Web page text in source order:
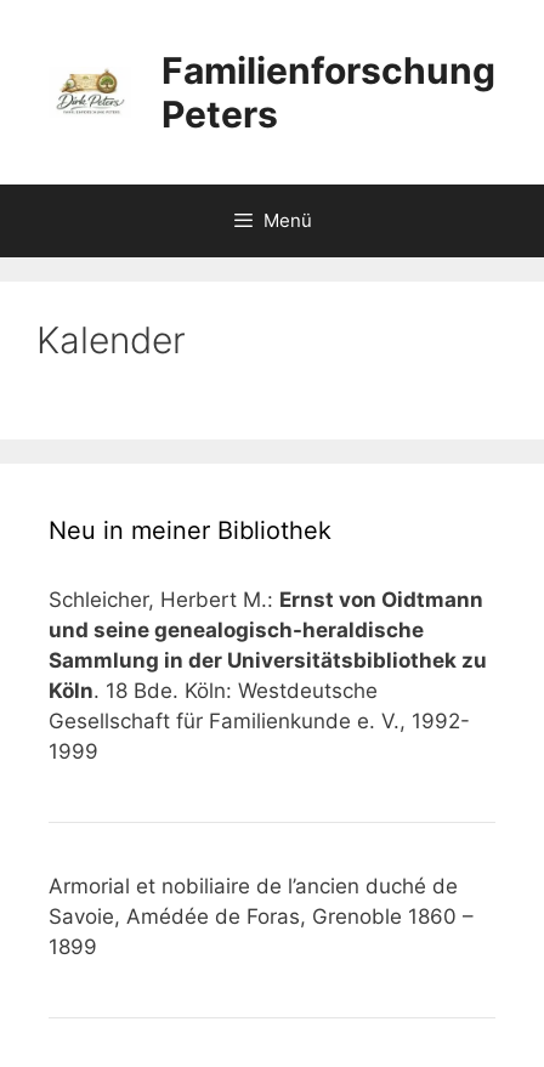
springen
Familienforschung
Peters
Menü
Kalender
Neu in meiner Bibliothek
Schleicher, Herbert M.: Ernst von Oidtmann
und seine genealogisch-heraldische
Sammlung in der Universitätsbibliothek zu
Köln. 18 Bde. Köln: Westdeutsche
Gesellschaft für Familienkunde e. V., 1992-
1999
Armorial et nobiliaire de l’ancien duché de
Savoie, Amédée de Foras, Grenoble 1860 –
1899